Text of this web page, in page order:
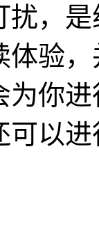
扰，
体验
为你
可以